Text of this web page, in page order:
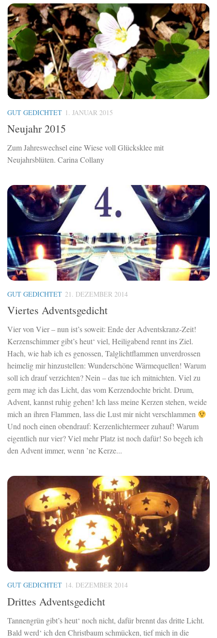
GUT GEDICHTET 1. JANUAR 2015
Neujahr 2015
Zum Jahreswechsel eine Wiese voll Glücksklee mit
Neujahrsblüten. Carina Collany
GUT GEDICHTET 21. DEZEMBER 2014
Viertes Adventsgedicht
Vier von Vier – nun ist’s soweit: Ende der Adventskranz-Zeit!
Kerzenschimmer gibt’s heut‘ viel, Heiligabend rennt ins Ziel.
Hach, wie hab ich es genossen, Talglichtflammen unverdrossen
heimelig mir hinzustellen: Wunderschöne Wärmequellen! Warum
soll ich drauf verzichten? Nein – das tue ich mitnichten. Viel zu
gern mag ich das Licht, das vom Kerzendochte bricht. Drum,
Advent, kannst ruhig gehen! Ich lass meine Kerzen stehen, weide
mich an ihren Flammen, lass die Lust mir nicht verschlammen
Und noch einen obendrauf: Kerzenlichtermeer zuhauf! Warum
eigentlich nur vier? Viel mehr Platz ist noch dafür! So begeh ich
den Advent immer, wenn ’ne Kerze...
GUT GEDICHTET 14. DEZEMBER 2014
Drittes Adventsgedicht
Tannengrün gibt’s heut‘ noch nicht, dafür brennt das dritte Licht.
Bald werd‘ ich den Christbaum schmücken, tief mich in die